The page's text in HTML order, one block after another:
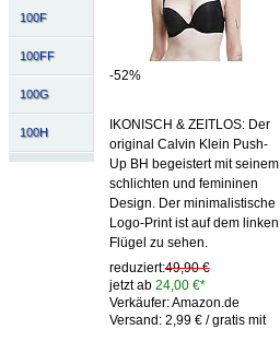
100F
100FF
100G
100H
-52%
IKONISCH & ZEITLOS: Der
original Calvin Klein Push-
Up BH begeistert mit seinem
schlichten und femininen
Design. Der minimalistische
Logo-Print ist auf dem linken
Flügel zu sehen.
reduziert:49,90 €
jetzt ab 24,00 €*
Verkäufer: Amazon.de
Versand: 2,99 € / gratis mit